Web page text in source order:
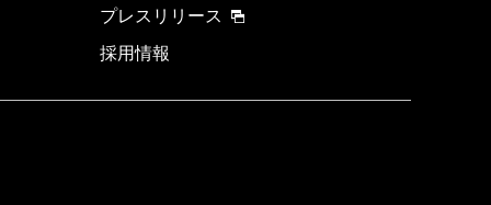
プレスリリース
採用情報